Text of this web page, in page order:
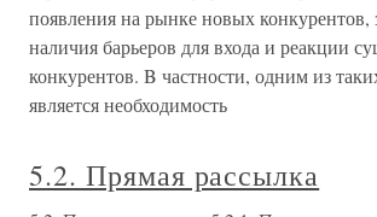
появления на рынке новых конкурентов,
наличия барьеров для входа и реакции
конкурентов. B частности, одним из
является необходимость
5.2. Прямая рассылка